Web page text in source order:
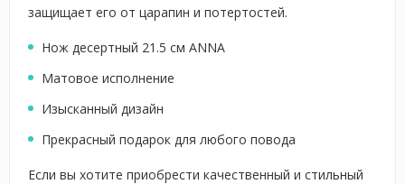
защищает его от царапин и потертостей.
Нож десертный 21.5 см ANNA
Матовое исполнение
Изысканный дизайн
Прекрасный подарок для любого повода
Если вы хотите приобрести качественный и стильный